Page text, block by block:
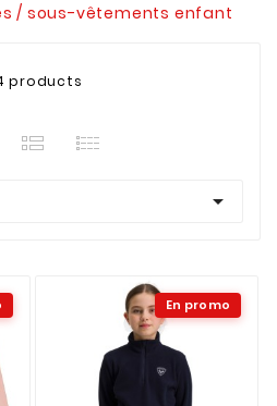
/ sous-vêtements enfant
products

En promo